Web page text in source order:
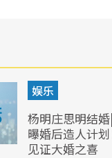
娱乐
杨明庄思明结
曝婚后造人计
见证大婚之喜